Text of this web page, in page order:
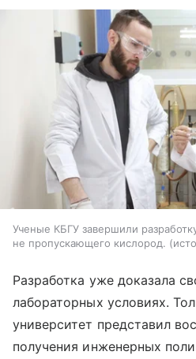
Ученые КБГУ завершили
не пропускающего кислород.
Разработка уже доказала
лабораторных условиях.
университет представил
получения инженерных